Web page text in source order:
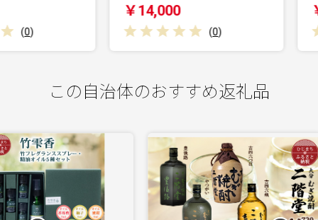
￥14,000
(0)
￥
この自治体のおすすめ返礼品